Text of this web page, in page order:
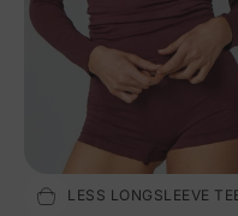
Vælg størrelse